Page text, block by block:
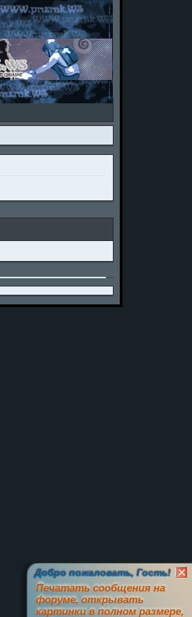
Добро пожаловать, Гость!
Печатать сообщения на
форуме, открывать
картинки в полном размере,